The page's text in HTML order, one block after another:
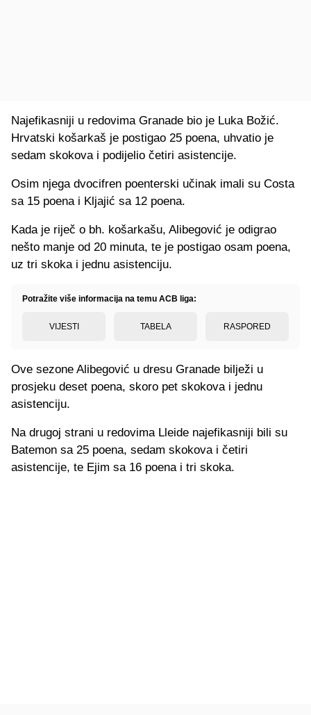
Najefikasniji u redovima Granade bio je Luka Božić.
Hrvatski košarkaš je postigao 25 poena, uhvatio je
sedam skokova i podijelio četiri asistencije.
Osim njega dvocifren poenterski učinak imali su Costa
sa 15 poena i Kljajić sa 12 poena.
Kada je riječ o bh. košarkašu, Alibegović je odigrao
nešto manje od 20 minuta, te je postigao osam poena,
uz tri skoka i jednu asistenciju.
Potražite više informacija na temu ACB liga:
VIJESTI TABELA RASPORED
Ove sezone Alibegović u dresu Granade bilježi u
prosjeku deset poena, skoro pet skokova i jednu
asistenciju.
Na drugoj strani u redovima Lleide najefikasniji bili su
Batemon sa 25 poena, sedam skokova i četiri
asistencije, te Ejim sa 16 poena i tri skoka.